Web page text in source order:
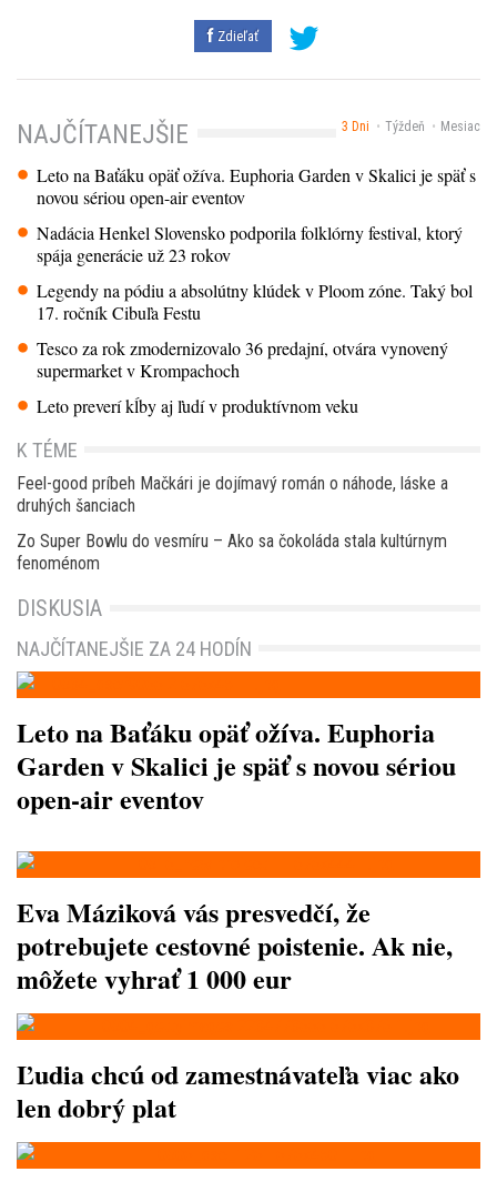
Zdieľať
3 Dni Týždeň Mesiac
NAJČÍTANEJŠIE
Leto na Baťáku opäť ožíva. Euphoria Garden v Skalici je späť s
novou sériou open-air eventov
Nadácia Henkel Slovensko podporila folklórny festival, ktorý
spája generácie už 23 rokov
Legendy na pódiu a absolútny klúdek v Ploom zóne. Taký bol
17. ročník Cibuľa Festu
Tesco za rok zmodernizovalo 36 predajní, otvára vynovený
supermarket v Krompachoch
Leto preverí kĺby aj ľudí v produktívnom veku
K TÉME
Feel-good príbeh Mačkári je dojímavý román o náhode, láske a
druhých šanciach
Zo Super Bowlu do vesmíru – Ako sa čokoláda stala kultúrnym
fenoménom
DISKUSIA
NAJČÍTANEJŠIE ZA 24 HODÍN
Leto na Baťáku opäť ožíva. Euphoria
Garden v Skalici je späť s novou sériou
open-air eventov
Eva Máziková vás presvedčí, že
potrebujete cestovné poistenie. Ak nie,
môžete vyhrať 1 000 eur
Ľudia chcú od zamestnávateľa viac ako
len dobrý plat